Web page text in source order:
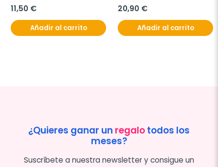
11,50 €
Añadir al carrito
20,90 €
Añadir al carrito
¿Quieres ganar un regalotodos los
meses?
Suscríbete a nuestra newsletter y consigue un